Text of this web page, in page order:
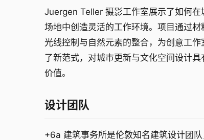
Juergen Teller 摄影工作室展示了如何在
场地中创造灵活的工作环境。项目通过材
光线控制与自然元素的整合，为创意工作
了新范式，对城市更新与文化空间设计具
价值。
设计团队
+6a 建筑事务所是伦敦知名建筑设计团